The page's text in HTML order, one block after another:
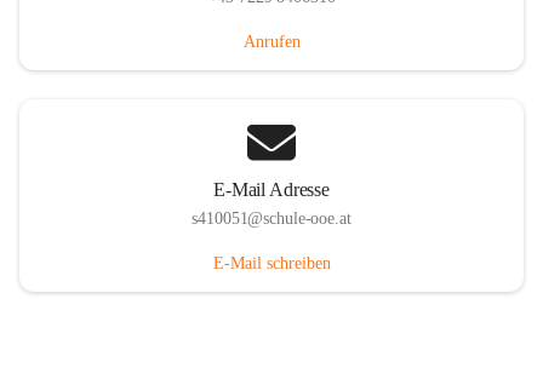
Anrufen
E-Mail Adresse
s410051@schule-ooe.at
E-Mail schreiben